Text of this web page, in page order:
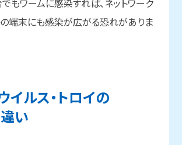
端末にも感染が広がる恐れがありま
イルス・トロイの
違い